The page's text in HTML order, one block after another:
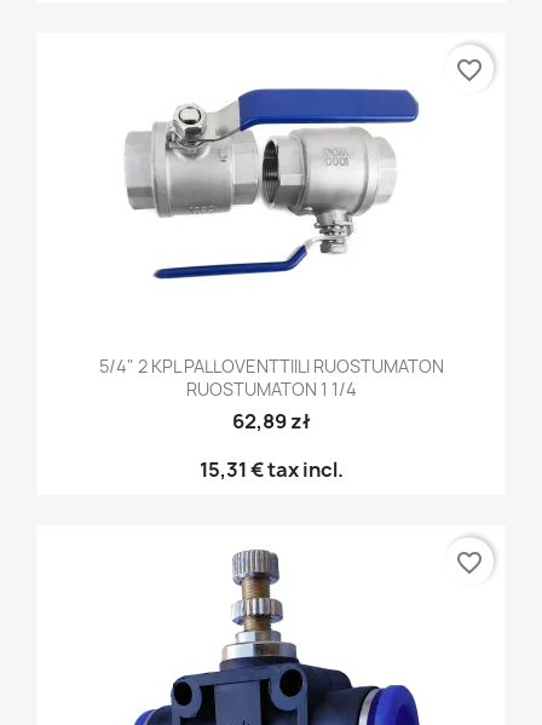
5/4" 2 KPL PALLOVENTTIILI RUOSTUMATON
RUOSTUMATON 1 1/4
62,89 zł
15,31 €tax incl.
favorite_border
favorite_border